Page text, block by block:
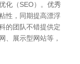
化（SEO）。优秀
性，同期提高漂浮
的团队不错提供定
、展示型网站等，